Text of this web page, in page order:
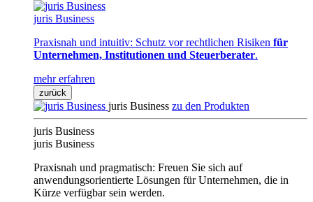
juris Business
Praxisnah und intuitiv: Schutz vor rechtlichen Risiken für
Unternehmen, Institutionen und Steuerberater.
mehr erfahren
zurück
juris Business zu den Produkten
juris Business
juris Business
Praxisnah und pragmatisch: Freuen Sie sich auf
anwendungsorientierte Lösungen für Unternehmen, die in
Kürze verfügbar sein werden.